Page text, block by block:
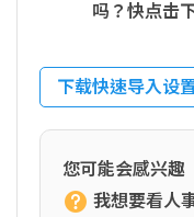
吗？快点击
下载快速导入设
您可能会感兴趣
我想要看人